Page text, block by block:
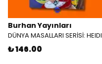
Burhan Yayınları
DÜNYA MASALLARI SERİSİ: HEIDI
₺ 146.00